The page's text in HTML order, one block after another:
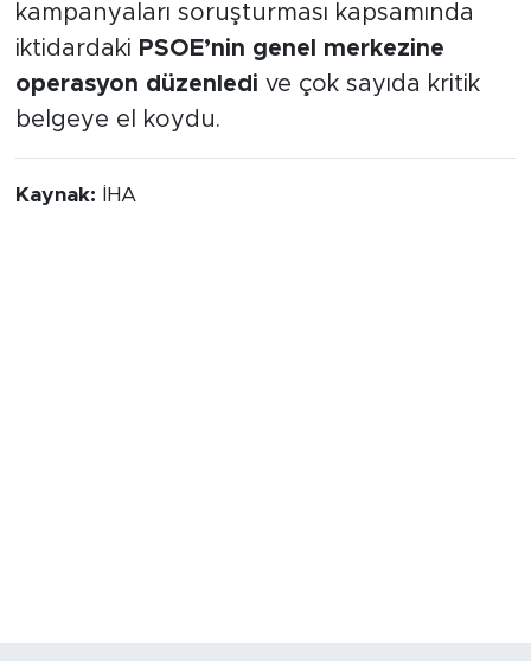
kampanyaları soruşturması kapsamında
iktidardaki PSOE’nin genel merkezine
operasyon düzenledi ve çok sayıda kritik
belgeye el koydu.
Kaynak: İHA